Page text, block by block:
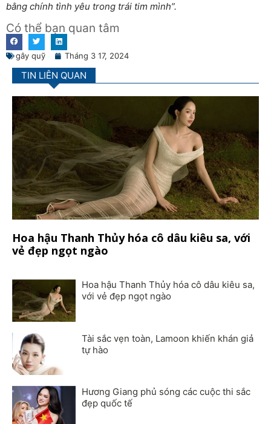
bằng chính tình yêu trong trái tim mình”.
Có thể bạn quan tâm
gây quỹ Tháng 3 17, 2024
TIN LIÊN QUAN
Hoa hậu Thanh Thủy hóa cô dâu kiêu sa, với
vẻ đẹp ngọt ngào
Hoa hậu Thanh Thủy hóa cô dâu kiêu sa,
với vẻ đẹp ngọt ngào
Tài sắc vẹn toàn, Lamoon khiến khán giả
tự hào
Hương Giang phủ sóng các cuộc thi sắc
đẹp quốc tế